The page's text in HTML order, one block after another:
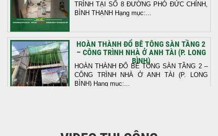
TRÌNH TẠI SỐ 8 ĐƯỜNG PHÓ ĐỨC CHÍNH,
BÌNH THẠNH Hạng mục:...
HOÀN THÀNH ĐỔ BÊ TÔNG SÀN TẦNG 2
– CÔNG TRÌNH NHÀ Ở ANH TÀI (P. LONG
BÌNH)
HOÀN THÀNH ĐỔ BÊ TÔNG SÀN TẦNG 2 –
CÔNG TRÌNH NHÀ Ở ANH TÀI (P. LONG
BÌNH) Hạng mục:...